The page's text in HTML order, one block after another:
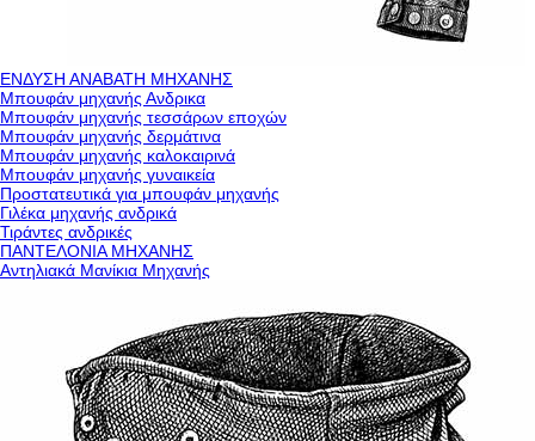
ΕΝΔΥΣΗ ΑΝΑΒΑΤΗ ΜΗΧΑΝΗΣ
Μπουφάν μηχανής Ανδρικα
Μπουφάν μηχανής τεσσάρων εποχών
Μπουφάν μηχανής δερμάτινα
Μπουφάν μηχανής καλοκαιρινά
Μπουφάν μηχανής γυναικεία
Προστατευτικά για μπουφάν μηχανής
Γιλέκα μηχανής ανδρικά
Τιράντες ανδρικές
ΠΑΝΤΕΛΟΝΙΑ ΜΗΧΑΝΗΣ
Αντηλιακά Μανίκια Μηχανής